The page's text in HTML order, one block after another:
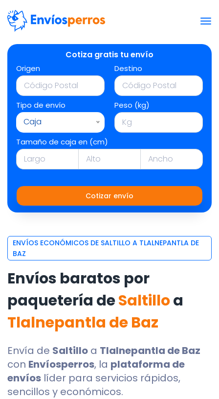
Cotiza gratis tu envío
Origen Destino
Tipo de envío
Caja
Peso (kg)
Tamaño de caja en (cm)
Cotizar envío
ENVÍOS ECONÓMICOS DE SALTILLO A TLALNEPANTLA DE
BAZ
Envíos baratos por
paquetería deSaltilloa
Tlalnepantla de Baz
Envía de Saltillo a Tlalnepantla de Baz
con Envíosperros, la plataforma de
envíos líder para servicios rápidos,
sencillos y económicos.